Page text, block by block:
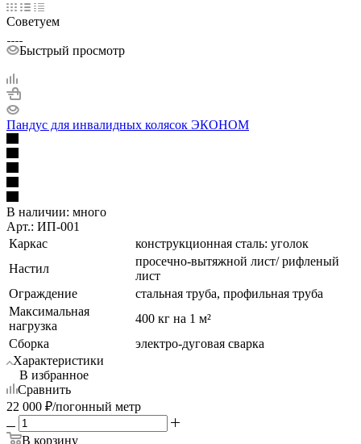
Советуем
Быстрый просмотр
Пандус для инвалидных колясок ЭКОНОМ
В наличии: много
Арт.: ИП-001
Каркас
конструкционная сталь: уголок
Настил
просечно-вытяжной лист/ рифленый
лист
Ограждение
стальная труба, профильная труба
Максимальная
нагрузка
400 кг на 1 м²
Сборка
электро-дуговая сварка
Характеристики
В избранное
Сравнить
22 000 ₽/погонный метр
В корзину